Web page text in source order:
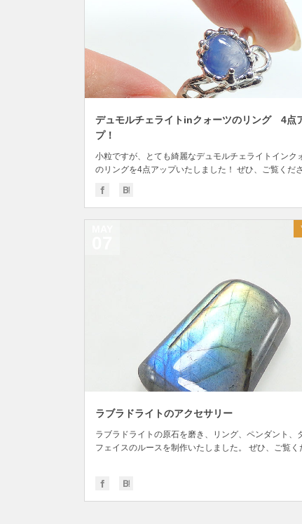
デュモルチェライトinクォーツのリング 4点
プ！
小粒ですが、とても綺麗なデュモルチェライトインク
のリングを4点アップいたしました！ ぜひ、ご覧くだ
ラブラドライトのアクセサリー
ラブラドライトの原石を磨き、リング、ペンダント、
フェイスのルースを制作いたしました。 ぜひ、ご覧く